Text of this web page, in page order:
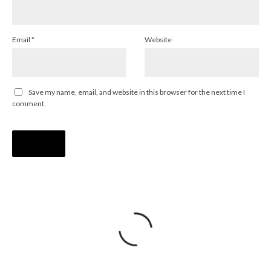
Email * Website
Save my name, email, and website in this browser for the next time I
comment.